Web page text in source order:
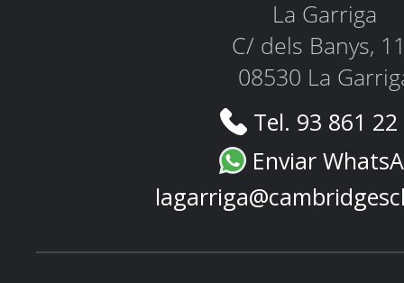
La Garriga
C/ dels Banys,
08530 La
Tel. 93 861
Enviar